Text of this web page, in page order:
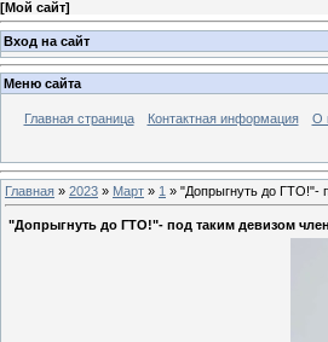
[Мой сайт]
Вход на сайт
Меню сайта
Главная страница Контактная информация О
Главная » 2023 » Март » 1 » "Допрыгнуть до ГТО!"-
"Допрыгнуть до ГТО!"- под таким девизом